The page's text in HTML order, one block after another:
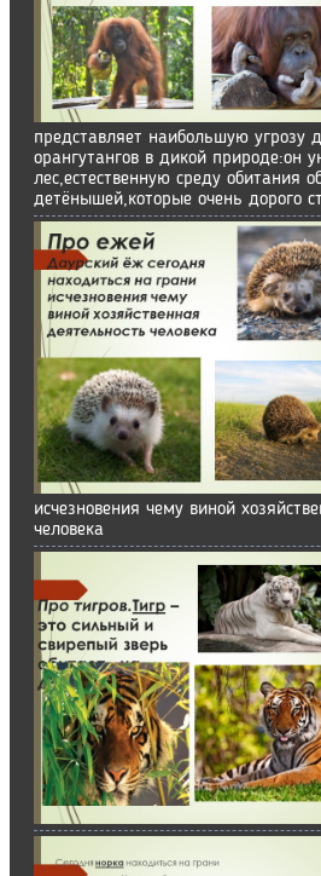
представляет наибольшую угрозу
орангутангов в дикой природе:он
лес,естественную среду обитания
детёнышей,которые очень дорого
исчезновения чему виной
человека